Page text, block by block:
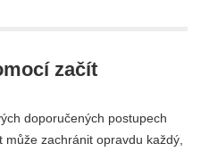
začít
doporučených postupech
zachránit opravdu každý,